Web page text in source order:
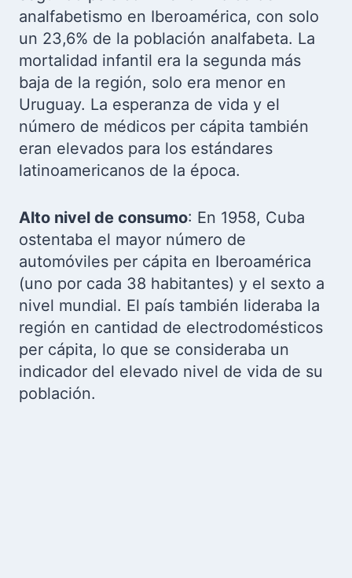
analfabetismo en Iberoamérica, con solo
un 23,6% de la población analfabeta. La
mortalidad infantil era la segunda más
baja de la región, solo era menor en
Uruguay. La esperanza de vida y el
número de médicos per cápita también
eran elevados para los estándares
latinoamericanos de la época.
Alto nivel de consumo: En 1958, Cuba
ostentaba el mayor número de
automóviles per cápita en Iberoamérica
(uno por cada 38 habitantes) y el sexto a
nivel mundial. El país también lideraba la
región en cantidad de electrodomésticos
per cápita, lo que se consideraba un
indicador del elevado nivel de vida de su
población.